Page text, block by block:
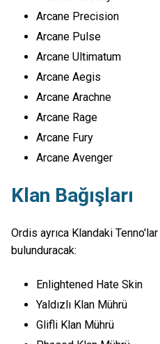
Arcane Precision
Arcane Pulse
Arcane Ultimatum
Arcane Aegis
Arcane Arachne
Arcane Rage
Arcane Fury
Arcane Avenger
Klan Bağışları
Ordis ayrıca Klandaki
bulunduracak:
Enlightened Hate Skin
Yaldızlı Klan Mührü
Glifli Klan Mührü